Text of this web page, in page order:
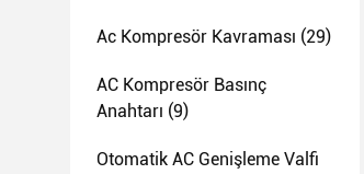
Ac Kompresör Kavraması (29)
AC Kompresör Basınç
Anahtarı (9)
Otomatik AC Genişleme Valfi